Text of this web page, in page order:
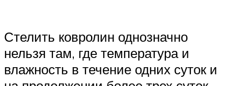
Стелить ковролин однозначно
нельзя там, где температура и
влажность в течение одних суток и